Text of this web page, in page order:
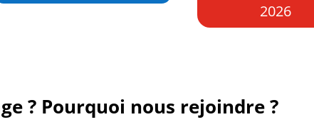
2026
? Pourquoi nous rejoindre ?